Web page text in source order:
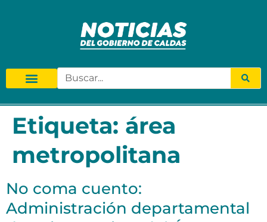
Etiqueta: área
metropolitana
No coma cuento:
Administración departamental